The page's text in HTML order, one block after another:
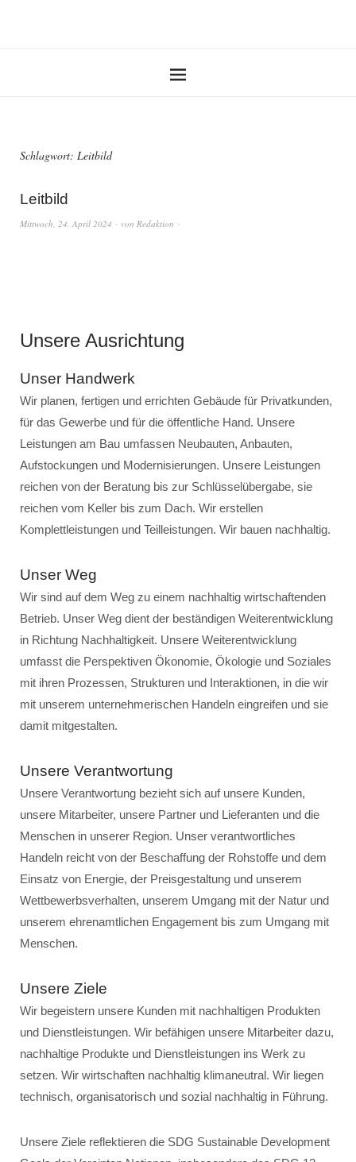
Schlagwort: Leitbild
Leitbild
Mittwoch, 24. April 2024 von Redaktion
Unsere Ausrichtung
Unser Handwerk
Wir planen, fertigen und errichten Gebäude für Privatkunden,
für das Gewerbe und für die öffentliche Hand. Unsere
Leistungen am Bau umfassen Neubauten, Anbauten,
Aufstockungen und Modernisierungen. Unsere Leistungen
reichen von der Beratung bis zur Schlüsselübergabe, sie
reichen vom Keller bis zum Dach. Wir erstellen
Komplettleistungen und Teilleistungen. Wir bauen nachhaltig.
Unser Weg
Wir sind auf dem Weg zu einem nachhaltig wirtschaftenden
Betrieb. Unser Weg dient der beständigen Weiterentwicklung
in Richtung Nachhaltigkeit. Unsere Weiterentwicklung
umfasst die Perspektiven Ökonomie, Ökologie und Soziales
mit ihren Prozessen, Strukturen und Interaktionen, in die wir
mit unserem unternehmerischen Handeln eingreifen und sie
damit mitgestalten.
Unsere Verantwortung
Unsere Verantwortung bezieht sich auf unsere Kunden,
unsere Mitarbeiter, unsere Partner und Lieferanten und die
Menschen in unserer Region. Unser verantwortliches
Handeln reicht von der Beschaffung der Rohstoffe und dem
Einsatz von Energie, der Preisgestaltung und unserem
Wettbewerbsverhalten, unserem Umgang mit der Natur und
unserem ehrenamtlichen Engagement bis zum Umgang mit
Menschen.
Unsere Ziele
Wir begeistern unsere Kunden mit nachhaltigen Produkten
und Dienstleistungen. Wir befähigen unsere Mitarbeiter dazu,
nachhaltige Produkte und Dienstleistungen ins Werk zu
setzen. Wir wirtschaften nachhaltig klimaneutral. Wir liegen
technisch, organisatorisch und sozial nachhaltig in Führung.
Unsere Ziele reflektieren die SDG Sustainable Development